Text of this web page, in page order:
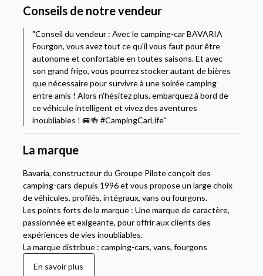
Conseils de notre vendeur
"Conseil du vendeur : Avec le camping-car BAVARIA
Fourgon, vous avez tout ce qu'il vous faut pour être
autonome et confortable en toutes saisons. Et avec
son grand frigo, vous pourrez stocker autant de bières
que nécessaire pour survivre à une soirée camping
entre amis ! Alors n'hésitez plus, embarquez à bord de
ce véhicule intelligent et vivez des aventures
inoubliables ! 🚐🍻 #CampingCarLife"
La marque
Bavaria, constructeur du Groupe Pilote conçoit des
camping-cars depuis 1996 et vous propose un large choix
de véhicules, profilés, intégraux, vans ou fourgons.
Les points forts de la marque : Une marque de caractère,
passionnée et exigeante, pour offrir aux clients des
expériences de vies inoubliables.
La marque distribue : camping-cars, vans, fourgons
En savoir plus